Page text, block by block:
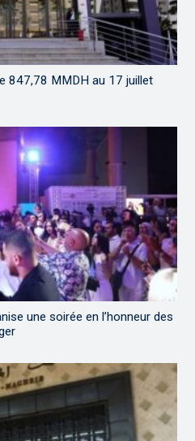
847,78 MMDH au 17 juillet
une soirée en l’honneur des